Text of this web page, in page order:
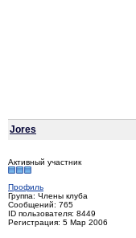
Jores
Активный участник
Профиль
Группа: Члены клуба
Сообщений: 765
ID пользователя: 8449
Регистрация: 5 Мар 2006